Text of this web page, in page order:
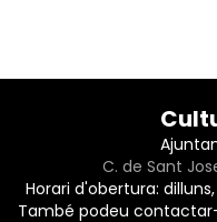
C. de Sant
Horari d'obertura:
També podeu